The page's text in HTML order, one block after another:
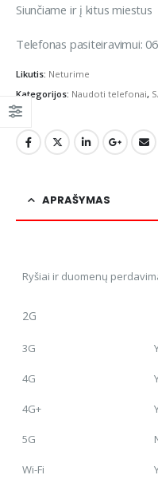
Siunčiame ir į kitus miestus
Telefonas pasiteiravimui:
Likutis: Neturime
Kategorijos: Naudoti telefonai,
APRAŠYMAS
Ryšiai ir duomenų
2G
3G
4G
4G+
5G
Wi-Fi